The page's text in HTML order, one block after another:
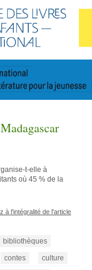
t-elle à
où 45 % de la
à l'intégralité de l'article
bibliothèques
contes
culture